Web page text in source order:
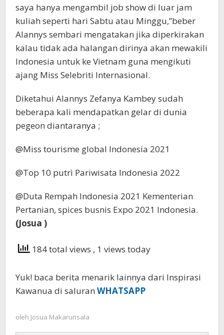
saya hanya mengambil job show di luar jam
kuliah seperti hari Sabtu atau Minggu,”beber
Alannys sembari mengatakan jika diperkirakan
kalau tidak ada halangan dirinya akan mewakili
Indonesia untuk ke Vietnam guna mengikuti
ajang Miss Selebriti Internasional.
Diketahui Alannys Zefanya Kambey sudah
beberapa kali mendapatkan gelar di dunia
pegeon diantaranya ;
@Miss tourisme global Indonesia 2021
@Top 10 putrì Pariwisata Indonesia 2022
@Duta Rempah Indonesia 2021 Kementerian
Pertanian, spices busnis Expo 2021 Indonesia.
(Josua )
184 total views , 1 views today
Yuk! baca berita menarik lainnya dari Inspirasi
Kawanua di saluran WHATSAPP
oleh Josua Makarunsala